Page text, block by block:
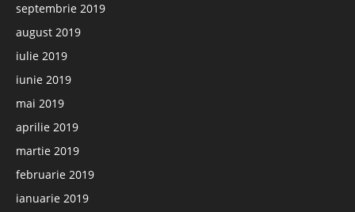
septembrie 2019
august 2019
iulie 2019
iunie 2019
mai 2019
aprilie 2019
martie 2019
februarie 2019
ianuarie 2019